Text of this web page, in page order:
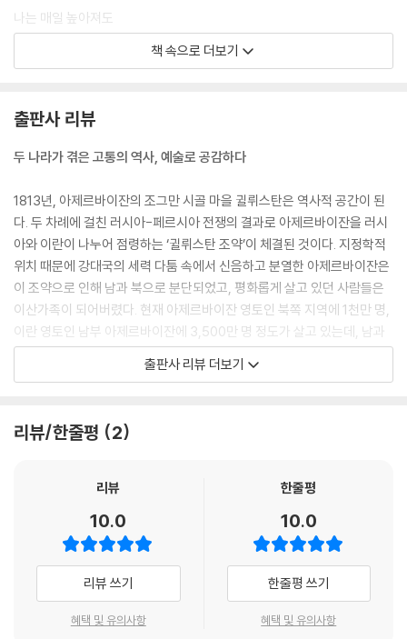
나는 매일 높아져도
어제의 정상에는
내일이 없다!……
--- 「나는 아제르바이잔의 아들이다」 중에서
무엇이든, 자기 자신이 되시오!
그 순간 당신은 새로워질 것이니
누군가를 흉내 내는 순간 당신은 옛것이 될 것이오!
무엇이든 자기 자신이 되시오.
--- 「무엇이든 자신이 되어라」 중에서
내가 글을 쓰는 한 가지 이유는, 내 마음에서 타고 있는 불을
당신 마음에 옮겨 붙이는 것.
진실을 위해 사는 사람이라면
진심으로 이 불기둥을 안을 수 있으리
정치인들이 동화만 읽게 놔두자.
동화가 그들 마음에 빛을 가져오리라.
이야기를 듣는 사람은 생각이 열리고
상상력으로 진실의 문을 열 수 있으리니.
진실은 거짓을, 빛은 어둠을 이긴다.
--- 「선과 악」 중에서
책 속으로 더보기
출판사 리뷰
두 나라가 겪은 고통의 역사, 예술로 공감하다
1813년, 아제르바이잔의 조그만 시골 마을 귈뤼스탄은 역사적 공간이 된
다. 두 차례에 걸친 러시아-페르시아 전쟁의 결과로 아제르바이잔을 러시
아와 이란이 나누어 점령하는 ‘귈뤼스탄 조약’이 체결된 것이다. 지정학적
위치 때문에 강대국의 세력 다툼 속에서 신음하고 분열한 아제르바이잔은
이 조약으로 인해 남과 북으로 분단되었고, 평화롭게 살고 있던 사람들은
이산가족이 되어버렸다. 현재 아제르바이잔 영토인 북쪽 지역에 1천만 명,
이란 영토인 남부 아제르바이잔에 3,500만 명 정도가 살고 있는데, 남과
북으로 나누어진 아제르바이잔 사람들은 북쪽이 구소련에 편입되면서 서
로 왕래조차 할 수 없었다가 구소련이 해체한 1991년 북쪽 지역이 독립하
의 시를 쉽게 이해할 수 있다.
민족의 운명과 함께 성장한 시인, 배흐티야르 와합자대
시인이자 민족해방운동가인 와합자대는 민족의 현실과 고통을 작품에 담
아냈을 뿐만 아니라, 아제르바이잔 바쿠 국립대학 문학 교수로 재직하면서
교육자로서 수많은 학생들에게 민족 정체성을 일깨우고, 민족정신을 고양
했다. 분단과 독립, 민족해방운동, 민주화 투쟁, 그리고 현재까지 이어지는
분쟁 등을 다룬 배흐티야르 와합자대의 시(詩)는 아제르바이잔인들의 한
출판사 리뷰 더보기
리뷰/한줄평 2
리뷰
10.0
리뷰 쓰기
혜택 및 유의사항
한줄평
10.0
한줄평 쓰기
혜택 및 유의사항